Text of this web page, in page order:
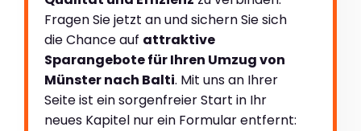
Fragen Sie jetzt an und sichern Sie sich
die Chance auf attraktive
Sparangebote für Ihren Umzug von
Münster nach Balti. Mit uns an Ihrer
Seite ist ein sorgenfreier Start in Ihr
neues Kapitel nur ein Formular entfernt: